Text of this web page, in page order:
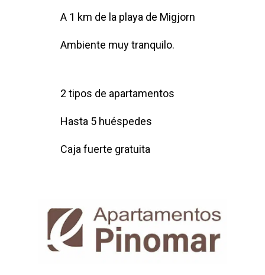
A 1 km de la playa de Migjorn
Ambiente muy tranquilo.
2 tipos de apartamentos
Hasta 5 huéspedes
Caja fuerte gratuita